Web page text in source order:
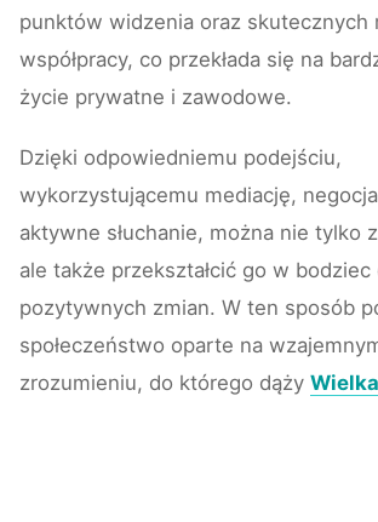
punktów widzenia oraz skutecznych
współpracy, co przekłada się na
życie prywatne i zawodowe.
Dzięki odpowiedniemu podejściu,
wykorzystującemu mediację,
aktywne słuchanie, można nie tylko
ale także przekształcić go w bodziec
pozytywnych zmian. W ten sposób
społeczeństwo oparte na
zrozumieniu, do którego dąży